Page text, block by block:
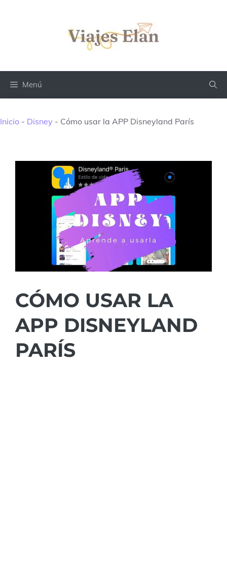
Menú
Inicio - Disney - Cómo usar la APP Disneyland París
CÓMO USAR LA
APP DISNEYLAND
PARÍS